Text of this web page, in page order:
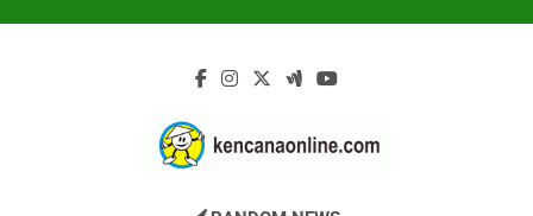
Jasa Pengelolaan Sampah Kawasan